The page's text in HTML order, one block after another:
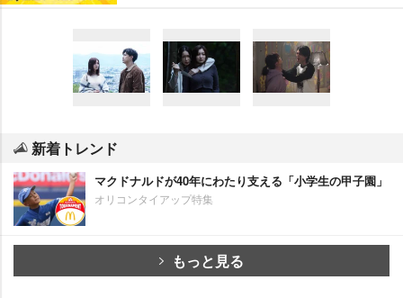
新着トレンド
マクドナルドが40年にわたり支える「小学生の甲子園」
オリコンタイアップ特集
もっと見る